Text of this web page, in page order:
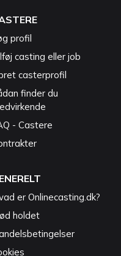
profil
casting eller job
casterprofil
finder du
- Castere
er Onlinecasting.dk?
holdet